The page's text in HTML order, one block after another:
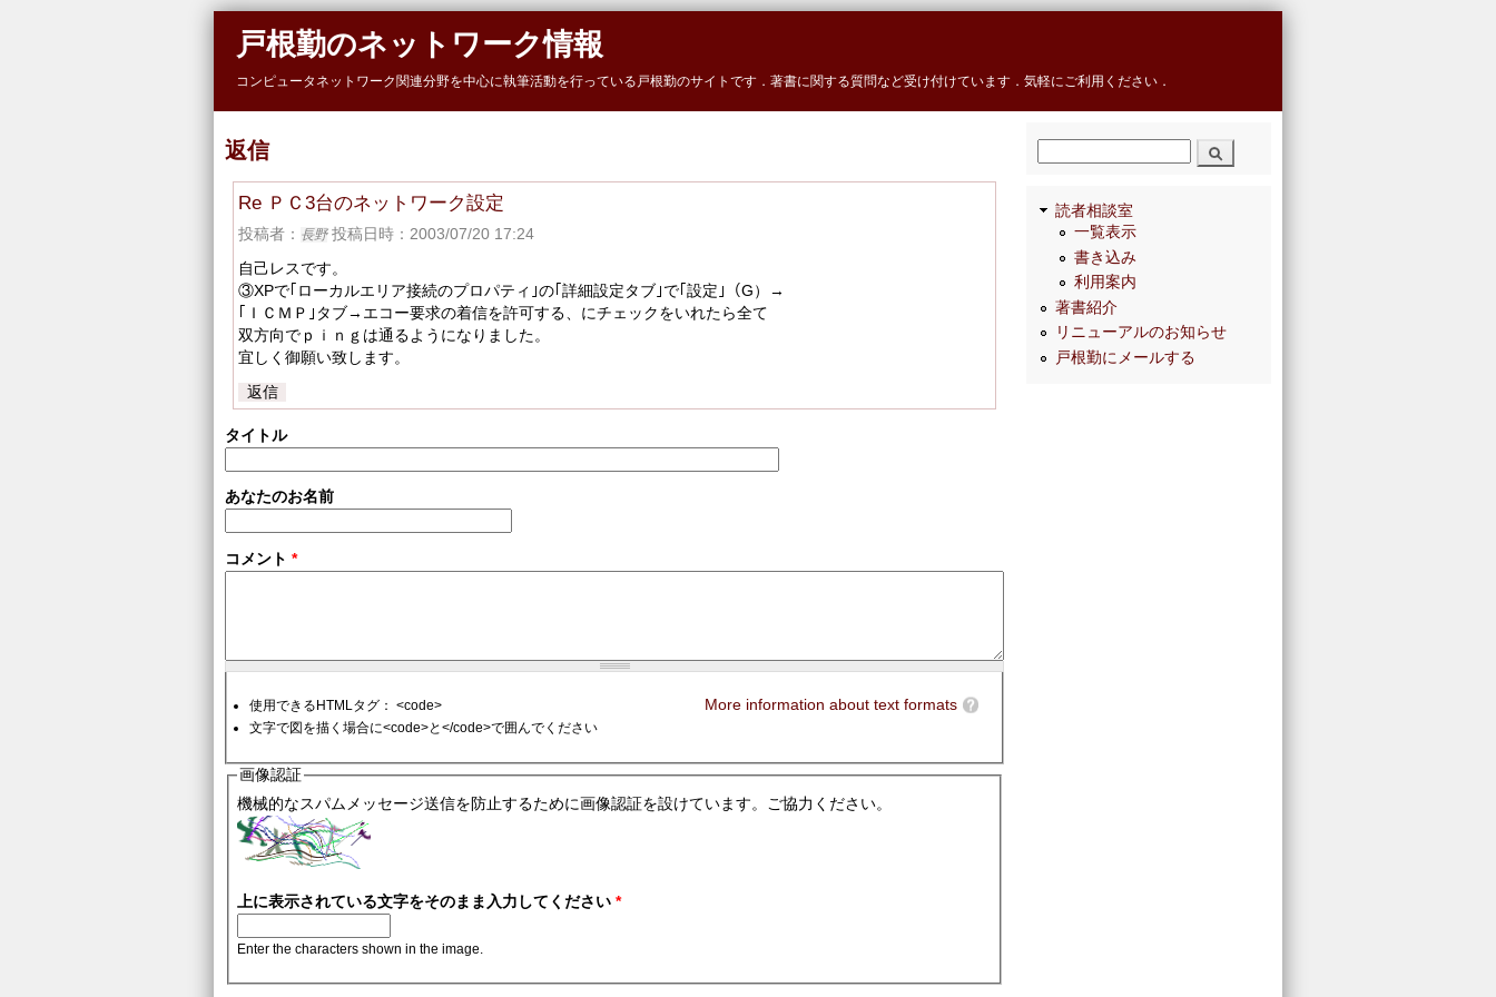
戸根勤のネットワーク情報
コンピュータネットワーク関連分野を中心に執筆活動を行っている戸根勤のサイトです．著書に関する質問など受け付けています．気軽にご利用ください．
返信
Re ＰＣ3台のネットワーク設定
投稿者： 長野投稿日時：2003/07/20 17:24
自己レスです。
③XPで｢ローカルエリア接続のプロパティ｣の｢詳細設定タブ｣で｢設定｣（G）→
｢ＩＣＭＰ｣タブ→エコー要求の着信を許可する、にチェックをいれたら全て
双方向でｐｉｎｇは通るようになりました。
宜しく御願い致します。
返信
タイトル
あなたのお名前
コメント *
More information about text formats
使用できるHTMLタグ： <code>
文字で図を描く場合に<code>と</code>で囲んでください
画像認証
機械的なスパムメッセージ送信を防止するために画像認証を設けています。ご協力ください。
上に表示されている文字をそのまま入力してください *
Enter the characters shown in the image.
検索
読者相談室
一覧表示
書き込み
利用案内
著書紹介
リニューアルのお知らせ
戸根勤にメールする